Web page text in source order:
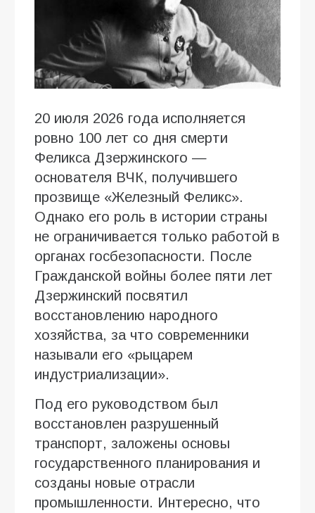
20 июля 2026 года исполняется
ровно 100 лет со дня смерти
Феликса Дзержинского —
основателя ВЧК, получившего
прозвище «Железный Феликс».
Однако его роль в истории страны
не ограничивается только работой в
органах госбезопасности. После
Гражданской войны более пяти лет
Дзержинский посвятил
восстановлению народного
хозяйства, за что современники
называли его «рыцарем
индустриализации».
Под его руководством был
восстановлен разрушенный
транспорт, заложены основы
государственного планирования и
созданы новые отрасли
промышленности. Интересно, что